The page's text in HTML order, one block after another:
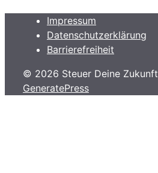
Impressum
Datenschutzerklärung
Barrierefreiheit
© 2026 Steuer Deine Zukunft
GeneratePress